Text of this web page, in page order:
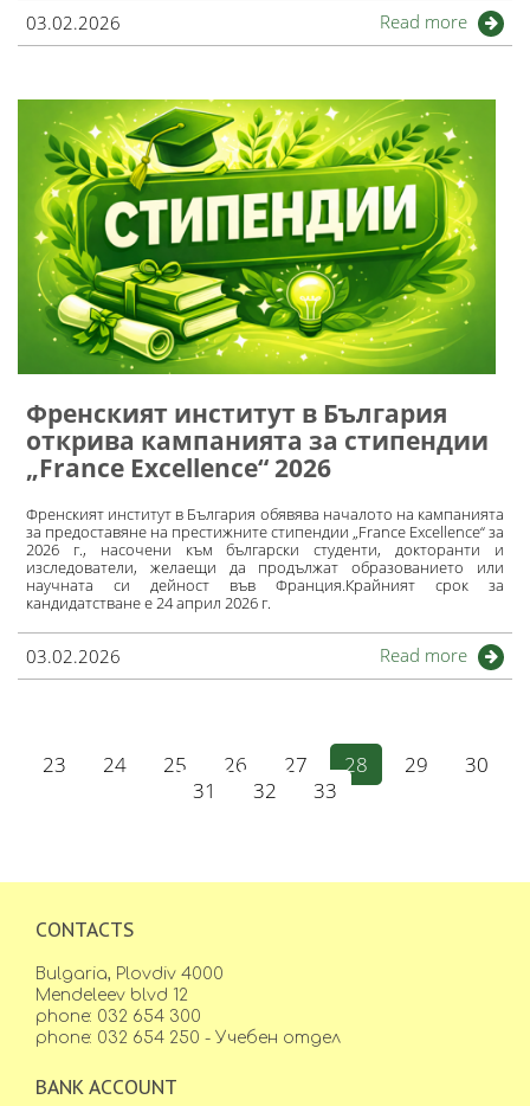
03.02.2026 Read more
Френският институт в България
открива кампанията за стипендии
„France Excellence“ 2026
Френският институт в България обявява началото на кампанията
за предоставяне на престижните стипендии „France Excellence“ за
2026 г., насочени към български студенти, докторанти и
изследователи, желаещи да продължат образованието или
научната си дейност във Франция.Крайният срок за
кандидатстване е 24 април 2026 г.
03.02.2026 Read more
23 24 25 26 27 28 29
30
31
32 33
CONTACTS
Bulgaria, Plovdiv 4000
Mendeleev blvd 12
phone: 032 654 300
phone: 032 654 250 - Учебен отдел
BANK ACCOUNT